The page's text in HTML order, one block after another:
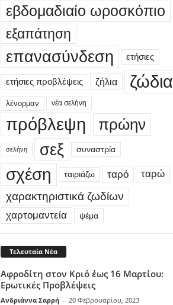
εβδομαδιαίο ωροσκόπιο
εξαπάτηση
επανασύνδεση ετήσιες
ετήσιες προβλέψεις ζήλια ζώδια
λένορμαν νέα σελήνη
πρόβλεψη πρώην
σελήνη σεξ συναστρία
σχέση ταιριάζω ταρό ταρώ
χαρακτηριστικά ζωδίων
χαρτομαντεία ψέμα
Τελευταία Νέα
Αφροδίτη στον Κριό έως 16 Μαρτίου:
Ερωτικές Προβλέψεις
Ανδριάννα Σαρρή - 20 Φεβρουαρίου, 2023